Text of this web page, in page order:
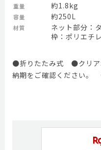
重量 約1.8kg
容量 約250L
材質
ネット部分：
枠：ポリエチ
●折りたたみ式 ●クリア
納期をご確認ください